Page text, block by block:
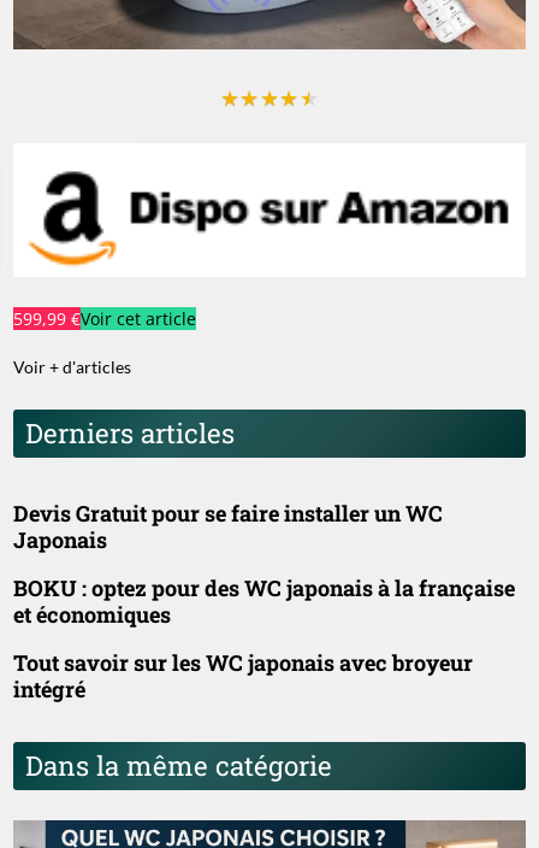
★★★★★
599,99 €Voir cet article
Voir + d'articles
Derniers articles
Devis Gratuit pour se faire installer un WC
Japonais
BOKU : optez pour des WC japonais à la française
et économiques
Tout savoir sur les WC japonais avec broyeur
intégré
Dans la même catégorie